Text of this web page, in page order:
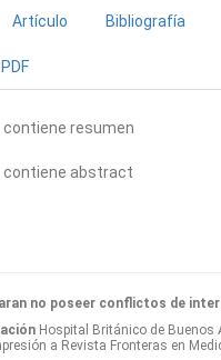
Artículo Bibliografía
PDF
contiene resumen
contiene abstract
no poseer conflictos de
Hospital Británico de Buenos
a Revista Fronteras en